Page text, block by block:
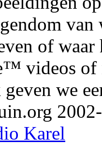
of
videos of
we
Karel